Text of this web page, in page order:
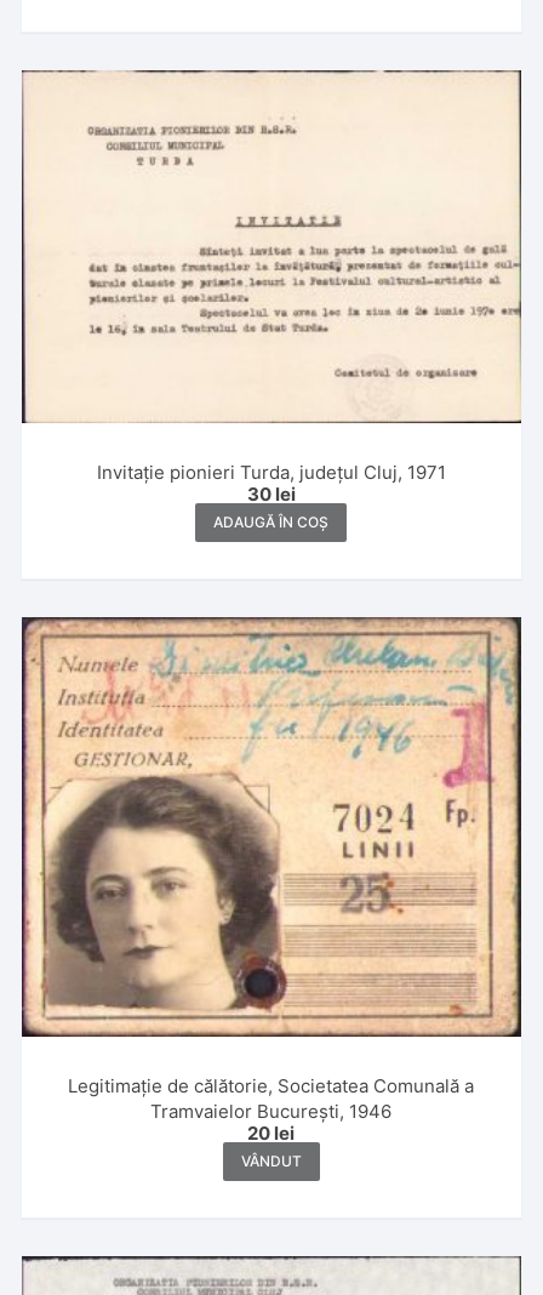
Invitație pionieri Turda, județul Cluj, 1971
30 lei
ADAUGĂ ÎN COȘ
Legitimație de călătorie, Societatea Comunală a
Tramvaielor București, 1946
20 lei
VÂNDUT